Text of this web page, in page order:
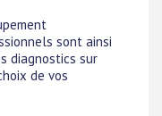
sont ainsi
diagnostics sur
de vos